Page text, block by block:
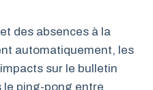
des absences à la
automatiquement, les
sur le bulletin
le ping-pong entre